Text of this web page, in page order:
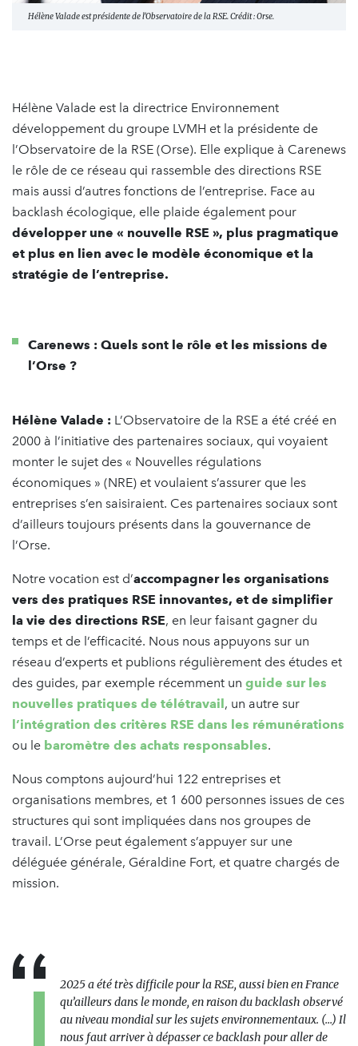
Hélène Valade est présidente de l'Observatoire de la RSE. Crédit : Orse.
Hélène Valade est la directrice Environnement
développement du groupe LVMH et la présidente de
l’Observatoire de la RSE (Orse). Elle explique à Carenews
le rôle de ce réseau qui rassemble des directions RSE
mais aussi d’autres fonctions de l’entreprise. Face au
backlash écologique, elle plaide également pour
développer une « nouvelle RSE », plus pragmatique
et plus en lien avec le modèle économique et la
stratégie de l’entreprise.
Carenews : Quels sont le rôle et les missions de
l’Orse ?
Hélène Valade : L’Observatoire de la RSE a été créé en
2000 à l’initiative des partenaires sociaux, qui voyaient
monter le sujet des « Nouvelles régulations
économiques » (NRE) et voulaient s’assurer que les
entreprises s’en saisiraient. Ces partenaires sociaux sont
d’ailleurs toujours présents dans la gouvernance de
l’Orse.
Notre vocation est d’accompagner les organisations
vers des pratiques RSE innovantes, et de simplifier
la vie des directions RSE, en leur faisant gagner du
temps et de l’efficacité. Nous nous appuyons sur un
réseau d’experts et publions régulièrement des études et
des guides, par exemple récemment un guide sur les
nouvelles pratiques de télétravail, un autre sur
l’intégration des critères RSE dans les rémunérations
ou le baromètre des achats responsables.
Nous comptons aujourd’hui 122 entreprises et
organisations membres, et 1 600 personnes issues de ces
structures qui sont impliquées dans nos groupes de
travail. L’Orse peut également s’appuyer sur une
déléguée générale, Géraldine Fort, et quatre chargés de
mission.
2025 a été très difficile pour la RSE, aussi bien en France
qu’ailleurs dans le monde, en raison du backlash observé
au niveau mondial sur les sujets environnementaux. (...) Il
nous faut arriver à dépasser ce backlash pour aller de